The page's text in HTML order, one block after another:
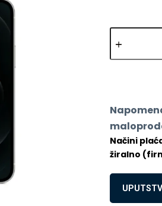
Apple
iPhone
Pro
Načini
žiralno